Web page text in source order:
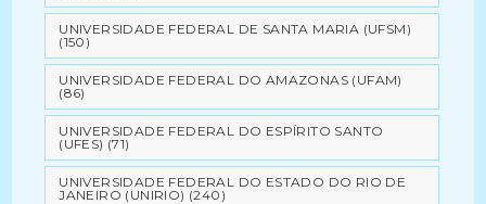
UNIVERSIDADE FEDERAL DE SANTA MARIA (UFSM)
(150)
UNIVERSIDADE FEDERAL DO AMAZONAS (UFAM)
(86)
UNIVERSIDADE FEDERAL DO ESPÍRITO SANTO
(UFES) (71)
UNIVERSIDADE FEDERAL DO ESTADO DO RIO DE
JANEIRO (UNIRIO) (240)